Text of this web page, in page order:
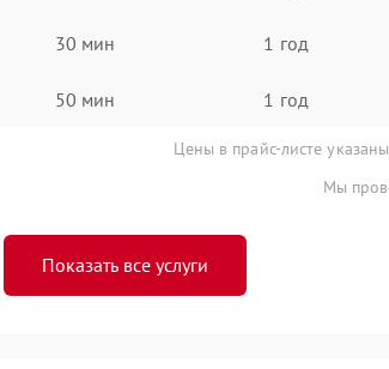
30 мин 1 год
50 мин 1 год
Цены в прайс-листе
Мы
Показать все услуги